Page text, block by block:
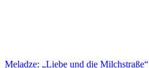
Meladze: „Liebe und die Milchstraße“